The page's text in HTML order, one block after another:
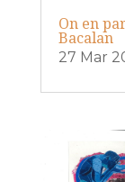
On en
Bacalan
27 Mar